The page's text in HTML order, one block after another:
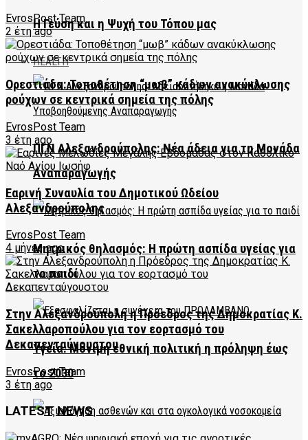
Η Γεύση και η Ψυχή του Τόπου μας
HEALTH
ΠΓΝ Αλεξανδρούπολης: Νέα άδεια για τη Μονάδα
Αναπαραγωγής
Μητρικός θηλασμός: Η πρώτη ασπίδα υγείας για
το παιδί
Υγεία: Μόνιμη εθνική πολιτική η πρόληψη έως
το 2030
EvrosPost Team
2 έτη ago
Ορεστιάδα: Τοποθέτηση “μωβ” κάδων ανακύκλωσης
ρούχων σε κεντρικά σημεία της πόλης
EvrosPost Team
3 έτη ago
Εαρινή Συναυλία του Δημοτικού Ωδείου
Αλεξανδρούπολης
EvrosPost Team
4 μήνες ago
Στην Αλεξανδρούπολη η Πρόεδρος της Δημοκρατίας Κ.
Σακελλαροπούλου για τον εορτασμό του
Δεκαπενταύγουστου
EvrosPost Team
3 έτη ago
LATEST NEWS